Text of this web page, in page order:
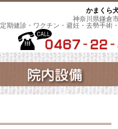
かまくら
神奈川県鎌倉
定期健診・ワクチン・避妊・去勢手術